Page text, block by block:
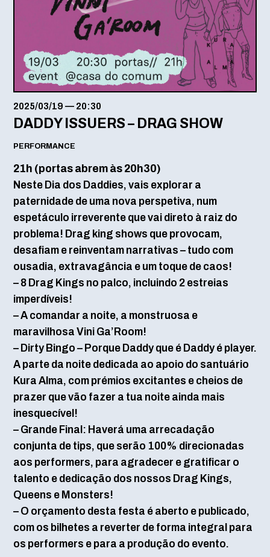
2025/03/19 — 20:30
DADDY ISSUERS – DRAG SHOW
PERFORMANCE
21h (portas abrem às 20h30)
Neste Dia dos Daddies, vais explorar a
paternidade de uma nova perspetiva, num
espetáculo irreverente que vai direto à raiz do
problema! Drag king shows que provocam,
desafiam e reinventam narrativas – tudo com
ousadia, extravagância e um toque de caos!
– 8 Drag Kings no palco, incluindo 2 estreias
imperdíveis!
– A comandar a noite, a monstruosa e
maravilhosa Vini Ga’Room!
– Dirty Bingo – Porque Daddy que é Daddy é player.
A parte da noite dedicada ao apoio do santuário
Kura Alma, com prémios excitantes e cheios de
prazer que vão fazer a tua noite ainda mais
inesquecível!
– Grande Final: Haverá uma arrecadação
conjunta de tips, que serão 100% direcionadas
aos performers, para agradecer e gratificar o
talento e dedicação dos nossos Drag Kings,
Queens e Monsters!
– O orçamento desta festa é aberto e publicado,
com os bilhetes a reverter de forma integral para
os performers e para a produção do evento.